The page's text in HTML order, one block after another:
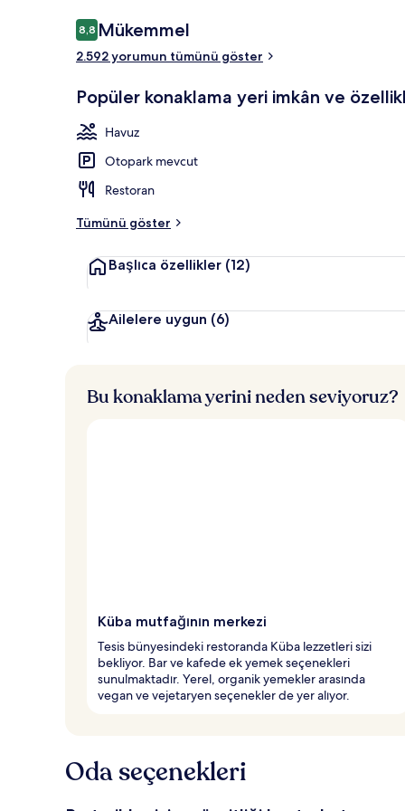
Yorumlar
8,88,8/10
Mükemmel
2.592 yorumun tümünü göster
Popüler konaklama yeri imkân ve
Havuz
Otopark mevcut
Restoran
Tümünü göster
Başlıca özellikler (12)
Ailelere uygun (6)
Bu konaklama yerini neden seviyoruz?
Küba mutfağının merkezi
Tesis bünyesindeki restoranda Küba lezzetleri sizi
bekliyor. Bar ve kafede ek yemek seçenekleri
sunulmaktadır. Yerel, organik yemekler arasında
vegan ve vejetaryen seçenekler de yer alıyor.
Oda seçenekleri